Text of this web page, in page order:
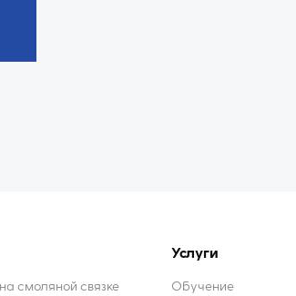
смоляной связке
Услуги
Обучение